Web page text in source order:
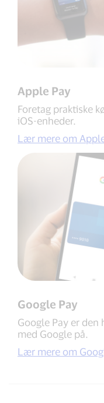
Apple Pay
Foretag praktiske
iOS-enheder.
Lær mere om
Google Pay
Google Pay er
med Google på.
Lær mere om